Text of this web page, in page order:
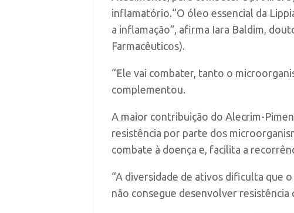
inflamatório.“O óleo essencial da
a inflamação”, afirma Iara Baldim,
Farmacêuticos).
“Ele vai combater, tanto o
complementou.
A maior contribuição do Alecrim-
resistência por parte dos
combate à doença e, facilita a
“A diversidade de ativos dificulta que
não consegue desenvolver